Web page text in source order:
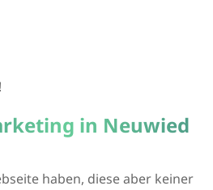
in Neuwied
haben, diese aber keiner